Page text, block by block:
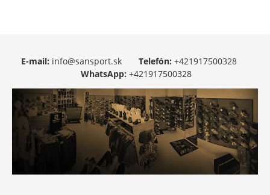
E-mail: info@sansport.sk Telefón: +421917500328
WhatsApp: +421917500328